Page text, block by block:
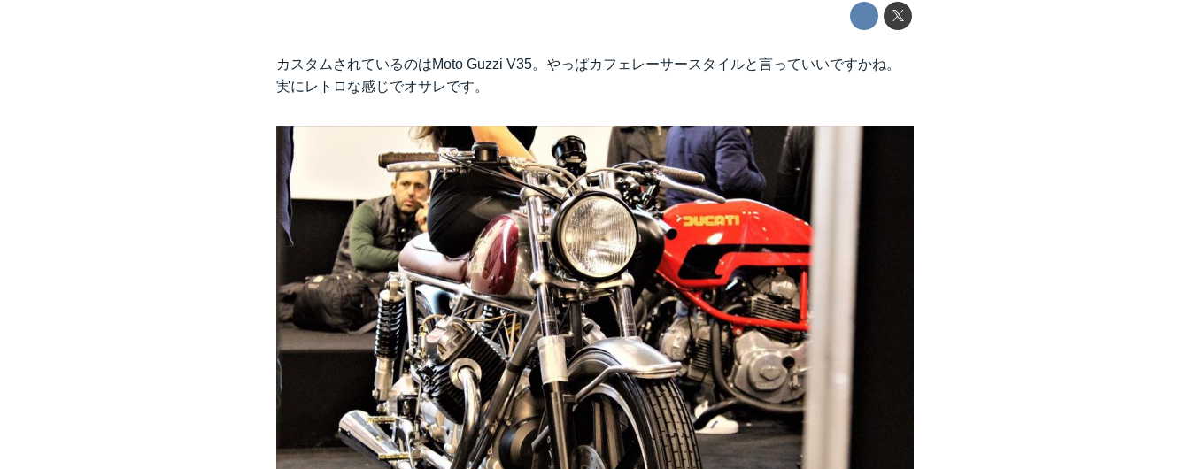
カスタムされているのはMoto Guzzi V35。やっぱカフェレーサースタイルと言っていいですかね。
実にレトロな感じでオサレです。